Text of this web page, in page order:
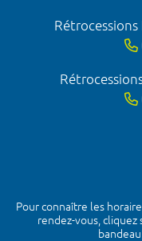
Pour connaître les
rendez-vous, cliquez